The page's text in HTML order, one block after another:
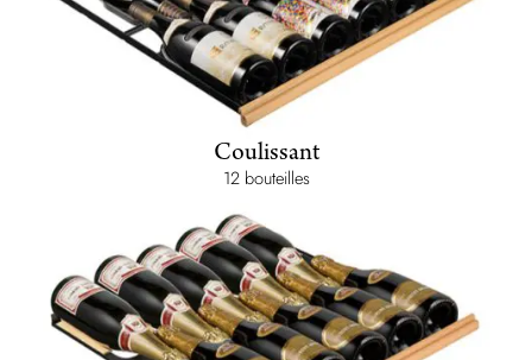
Coulissant
12 bouteilles